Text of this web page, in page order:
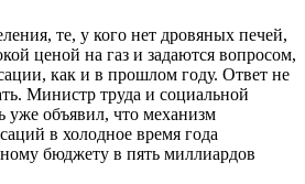
те, у кого нет дровяных печей,
ценой на газ и задаются вопросом,
как и в про­шлом году. Ответ не
Министр труда и социальной
объявил, что механизм
в холодное время года
бюджету в пять миллиардов